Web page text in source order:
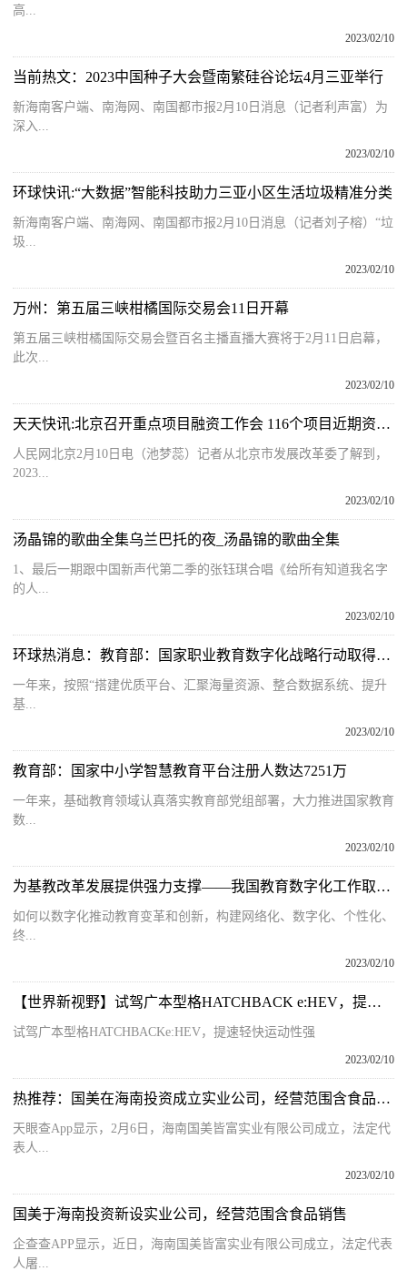
高...
2023/02/10
当前热文：2023中国种子大会暨南繁硅谷论坛4月三亚举行
新海南客户端、南海网、南国都市报2月10日消息（记者利声富）为
深入...
2023/02/10
环球快讯:“大数据”智能科技助力三亚小区生活垃圾精准分类
新海南客户端、南海网、南国都市报2月10日消息（记者刘子榕）“垃
圾...
2023/02/10
万州：第五届三峡柑橘国际交易会11日开幕
第五届三峡柑橘国际交易会暨百名主播直播大赛将于2月11日启幕，
此次...
2023/02/10
天天快讯:北京召开重点项目融资工作会 116个项目近期资金需求约541亿元
人民网北京2月10日电（池梦蕊）记者从北京市发展改革委了解到，
2023...
2023/02/10
汤晶锦的歌曲全集乌兰巴托的夜_汤晶锦的歌曲全集
1、最后一期跟中国新声代第二季的张钰琪合唱《给所有知道我名字
的人...
2023/02/10
环球热消息：教育部：国家职业教育数字化战略行动取得明显进展
一年来，按照“搭建优质平台、汇聚海量资源、整合数据系统、提升
基...
2023/02/10
教育部：国家中小学智慧教育平台注册人数达7251万
一年来，基础教育领域认真落实教育部党组部署，大力推进国家教育
数...
2023/02/10
为基教改革发展提供强力支撑——我国教育数字化工作取得积极成效综述之三
如何以数字化推动教育变革和创新，构建网络化、数字化、个性化、
终...
2023/02/10
【世界新视野】试驾广本型格HATCHBACK e:HEV，提速轻快运动性强
试驾广本型格HATCHBACKe:HEV，提速轻快运动性强
2023/02/10
热推荐：国美在海南投资成立实业公司，经营范围含食品销售
天眼查App显示，2月6日，海南国美皆富实业有限公司成立，法定代
表人...
2023/02/10
国美于海南投资新设实业公司，经营范围含食品销售
企查查APP显示，近日，海南国美皆富实业有限公司成立，法定代表
人屠...